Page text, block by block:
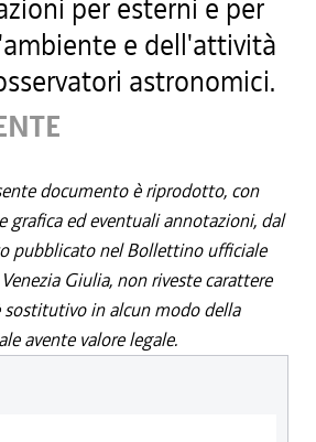
per esterni e per
e dell'attività
astronomici.
documento è riprodotto, con
grafica ed eventuali annotazioni, dal
pubblicato nel Bollettino ufficiale
Giulia, non riveste carattere
in alcun modo della
avente valore legale.